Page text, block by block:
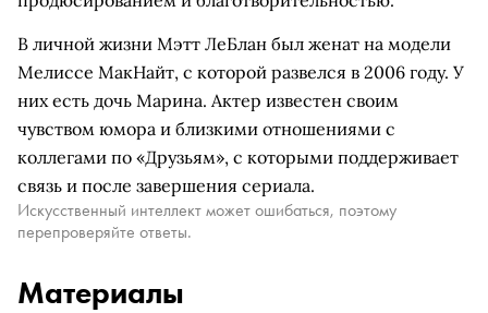
В личной жизни Мэтт ЛеБлан был женат на модели
Мелиссе МакНайт, с которой развелся в 2006 году. У
них есть дочь Марина. Актер известен своим
чувством юмора и близкими отношениями с
коллегами по «Друзьям», с которыми поддерживает
связь и после завершения сериала.
Искусственный интеллект может ошибаться, поэтому
перепроверяйте ответы.
Материалы